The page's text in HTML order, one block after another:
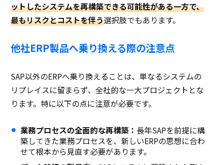
ットしたシステムを再構築できる可能性がある一方で、
最もリスクとコストを伴う選択肢でもあります。
他社ERP製品へ乗り換える際の注意点
SAP以外のERPへ乗り換えることは、単なるシステムの
リプレイスに留まらず、全社的な一大プロジェクトとな
ります。特に以下の点に注意が必要です。
業務プロセスの全面的な再構築： 長年SAPを前提に構
築してきた業務プロセスを、新しいERPの思想に合わ
せて根本から見直す必要があります。